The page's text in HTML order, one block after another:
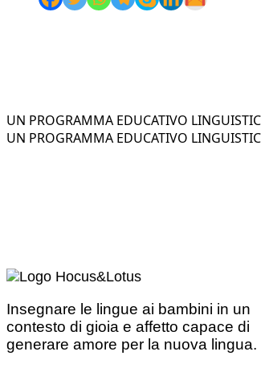
UN PROGRAMMA EDUCATIVO
UN PROGRAMMA EDUCATIVO
Insegnare le lingue ai bambini in un
contesto di gioia e affetto capace di
generare amore per la nuova lingua.